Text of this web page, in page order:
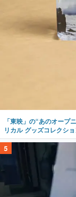
「東映」の“あのオープ
リカル グッズコレクシ
5